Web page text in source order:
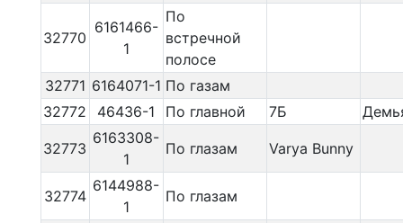
32770
6161466-
1
По
встречной
полосе
32771 6164071-1 По газам
32772
46436-1 По главной 7Б
32773
6163308-
1
По глазам Varya Bunny
32774
6144988-
1
По глазам